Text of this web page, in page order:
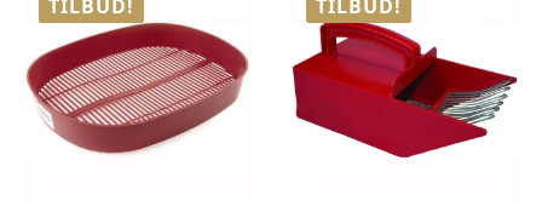
TILBUD! TILBUD!